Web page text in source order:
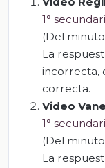
1°
(Del minuto
La
incorrecta,
correcta.
Video
1°
(Del minuto
La